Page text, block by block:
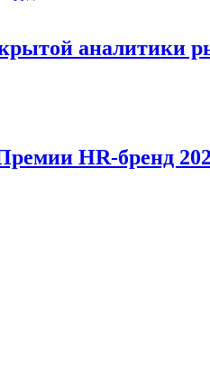
аналитики
HR-бренд